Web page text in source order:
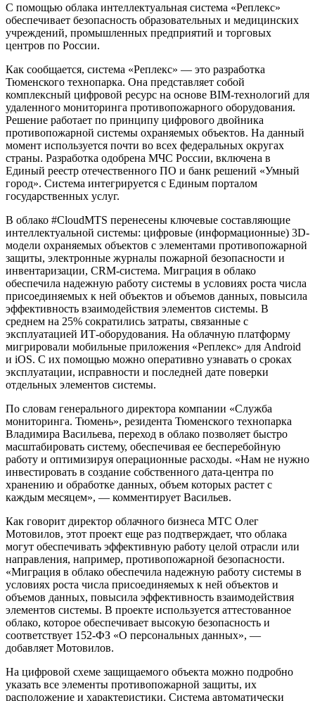
С помощью облака интеллектуальная система «Реплекс»
обеспечивает безопасность образовательных и медицинских
учреждений, промышленных предприятий и торговых
центров по России.
Как сообщается, система «Реплекс» — это разработка
Тюменского технопарка. Она представляет собой
комплексный цифровой ресурс на основе BIM-технологий для
удаленного мониторинга противопожарного оборудования.
Решение работает по принципу цифрового двойника
противопожарной системы охраняемых объектов. На данный
момент используется почти во всех федеральных округах
страны. Разработка одобрена МЧС России, включена в
Единый реестр отечественного ПО и банк решений «Умный
город». Система интегрируется с Единым порталом
государственных услуг.
В облако #CloudMTS перенесены ключевые составляющие
интеллектуальной системы: цифровые (информационные) 3D-
модели охраняемых объектов с элементами противопожарной
защиты, электронные журналы пожарной безопасности и
инвентаризации, CRM-система. Миграция в облако
обеспечила надежную работу системы в условиях роста числа
присоединяемых к ней объектов и объемов данных, повысила
эффективность взаимодействия элементов системы. В
среднем на 25% сократились затраты, связанные с
эксплуатацией ИТ-оборудования. На облачную платформу
мигрировали мобильные приложения «Реплекс» для Android
и iOS. С их помощью можно оперативно узнавать о сроках
эксплуатации, исправности и последней дате поверки
отдельных элементов системы.
По словам генерального директора компании «Служба
мониторинга. Тюмень», резидента Тюменского технопарка
Владимира Васильева, переход в облако позволяет быстро
масштабировать систему, обеспечивая ее бесперебойную
работу и оптимизируя операционные расходы. «Нам не нужно
инвестировать в создание собственного дата-центра по
хранению и обработке данных, объем которых растет с
каждым месяцем», — комментирует Васильев.
Как говорит директор облачного бизнеса МТС Олег
Мотовилов, этот проект еще раз подтверждает, что облака
могут обеспечивать эффективную работу целой отрасли или
направления, например, противопожарной безопасности.
«Миграция в облако обеспечила надежную работу системы в
условиях роста числа присоединяемых к ней объектов и
объемов данных, повысила эффективность взаимодействия
элементов системы. В проекте используется аттестованное
облако, которое обеспечивает высокую безопасность и
соответствует 152-ФЗ «О персональных данных», —
добавляет Мотовилов.
На цифровой схеме защищаемого объекта можно подробно
указать все элементы противопожарной защиты, их
расположение и характеристики. Система автоматически